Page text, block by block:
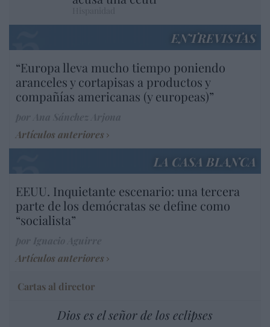
ENTREVISTAS
“Europa lleva mucho tiempo poniendo
aranceles y cortapisas a productos y
compañías americanas (y europeas)”
Artículos anteriores
LA CASA BLANCA
EEUU. Inquietante escenario: una tercera
parte de los demócratas se define como
“socialista”
Artículos anteriores
Cartas al director
Dios es el señor de los eclipses